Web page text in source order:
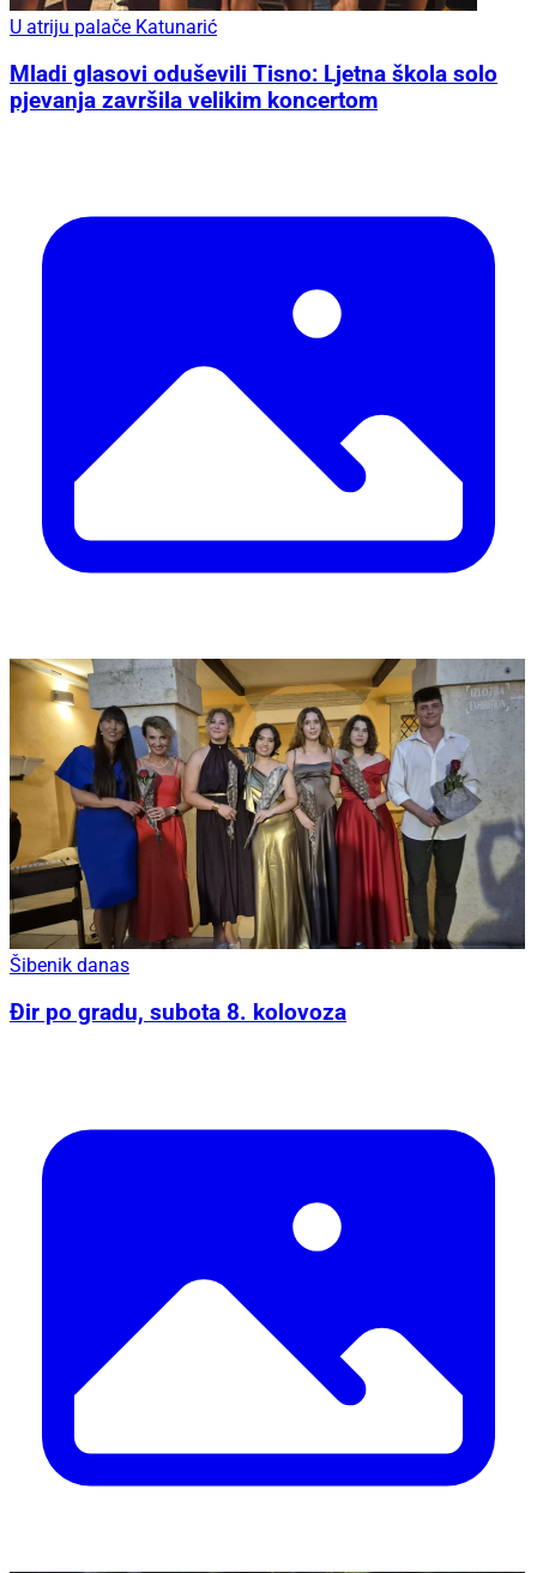
U atriju palače Katunarić
Mladi glasovi oduševili Tisno: Ljetna škola solo
pjevanja završila velikim koncertom
Šibenik danas
Đir po gradu, subota 8. kolovoza